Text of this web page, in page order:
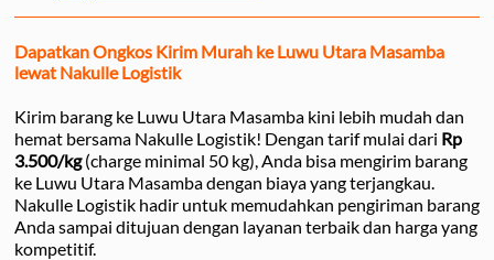
Dapatkan Ongkos Kirim Murah ke Luwu Utara Masamba
lewat Nakulle Logistik
Kirim barang ke Luwu Utara Masamba kini lebih mudah dan
hemat bersama Nakulle Logistik! Dengan tarif mulai dari Rp
3.500/kg(charge minimal 50 kg), Anda bisa mengirim barang
ke Luwu Utara Masamba dengan biaya yang terjangkau.
Nakulle Logistik hadir untuk memudahkan pengiriman barang
Anda sampai ditujuan dengan layanan terbaik dan harga yang
kompetitif.